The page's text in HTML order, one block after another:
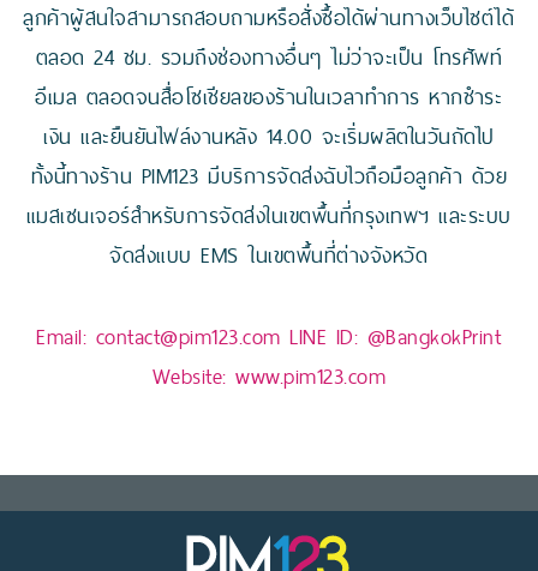
ลูกค้าผู้สนใจสามารถสอบถามหรือสั่งซื้อได้ผ่านทางเว็บไซต์ได้
ตลอด 24 ชม. รวมถึงช่องทางอื่นๆ ไม่ว่าจะเป็น โทรศัพท์
อีเมล ตลอดจนสื่อโซเชียลของร้านในเวลาทำการ หากชำระ
เงิน และยืนยันไฟล์งานหลัง 14.00 จะเริ่มผลิตในวันถัดไป
ทั้งนี้ทางร้าน PIM123 มีบริการจัดส่งฉับไวถือมือลูกค้า ด้วย
แมสเซนเจอร์สำหรับการจัดส่งในเขตพื้นที่กรุงเทพฯ และระบบ
จัดส่งแบบ EMS ในเขตพื้นที่ต่างจังหวัด
Email: contact@pim123.com LINE ID: @BangkokPrint
Website:www.pim123.com